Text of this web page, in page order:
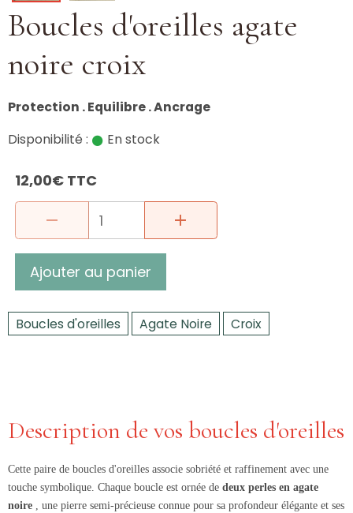
Boucles d'oreilles agate
noire croix
Protection . Equilibre . Ancrage
Disponibilité :
En stock
12,00€ TTC
Ajouter au panier
Boucles d'oreilles Agate Noire Croix
Description de vos boucles d'oreilles
Cette paire de boucles d'oreilles associe sobriété et raffinement avec une
touche symbolique. Chaque boucle est ornée de deux perles en agate
noire , une pierre semi-précieuse connue pour sa profondeur élégante et ses